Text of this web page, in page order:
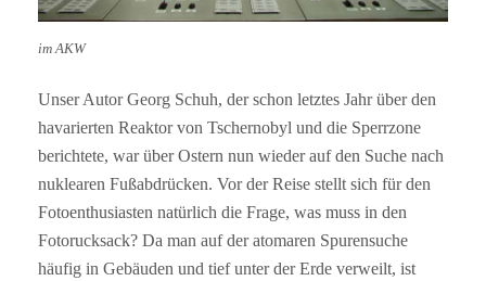
im AKW
Unser Autor Georg Schuh, der schon letztes Jahr über den
havarierten Reaktor von Tschernobyl und die Sperrzone
berichtete, war über Ostern nun wieder auf den Suche nach
nuklearen Fußabdrücken. Vor der Reise stellt sich für den
Fotoenthusiasten natürlich die Frage, was muss in den
Fotorucksack? Da man auf der atomaren Spurensuche
häufig in Gebäuden und tief unter der Erde verweilt, ist